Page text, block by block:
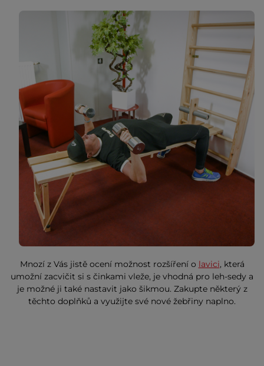
Mnozí z Vás jistě ocení možnost rozšíření o lavici, která
umožní zacvičit si s činkami vleže, je vhodná pro leh-sedy a
je možné ji také nastavit jako šikmou. Zakupte některý z
těchto doplňků a využijte své nové žebřiny naplno.